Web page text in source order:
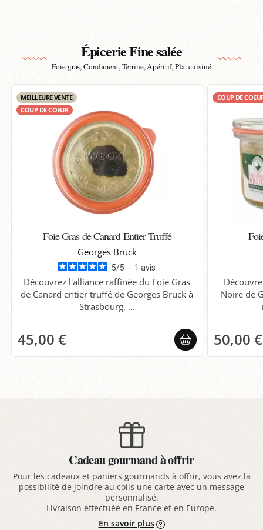
Épicerie Fine salée
Foie gras, Condiment, Terrine, Apéritif, Plat cuisiné
MEILLEURE VENTE
COUP DE COEUR
Foie Gras de Canard Entier Truffé
Georges Bruck
5/5 - 1avis
Découvrez l'alliance raffinée du Foie Gras
de Canard entier truffé de Georges Bruck à
Strasbourg. ...
45,00 €
COUP DE
Noire de
50,00 €
Cadeau gourmand à offrir
Pour les cadeaux et paniers gourmands à offrir, vous avez la
possibilité de joindre au colis une carte avec un message
personnalisé.
Livraison effectuée en France et en Europe.
En savoir plus